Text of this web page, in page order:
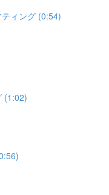
ィング (0:54)
(1:02)